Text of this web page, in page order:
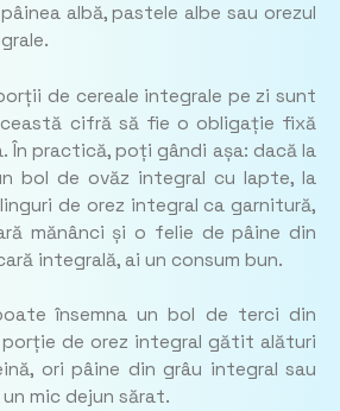
albă, pastele albe sau orezul
de cereale integrale pe zi sunt
cifră să fie o obligație fixă
În practică, poți gândi așa: dacă la
bol de ovăz integral cu lapte, la
de orez integral ca garnitură,
mănânci și o felie de pâine din
integrală, ai un consum bun.
însemna un bol de terci din
de orez integral gătit alături
ori pâine din grâu integral sau
mic dejun sărat.